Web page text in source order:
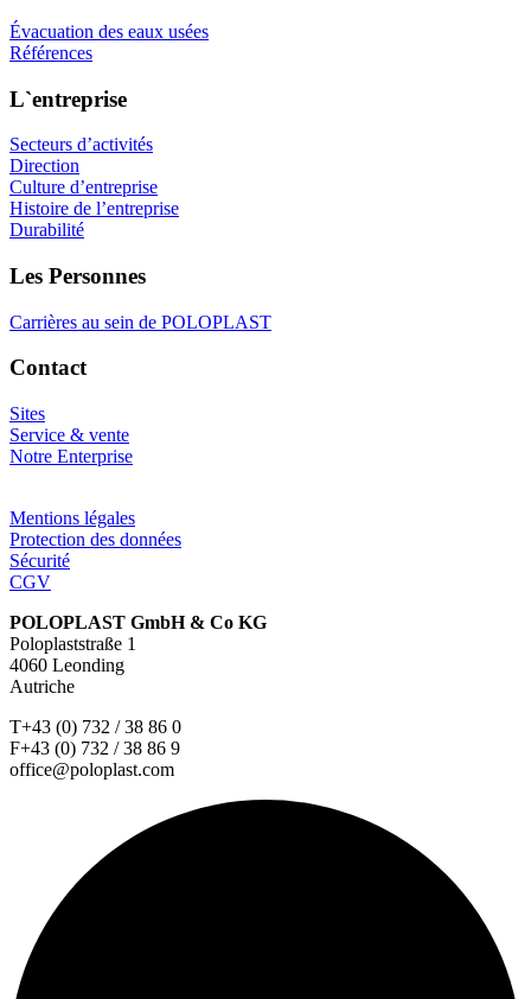
Évacuation des eaux usées
Références
L`entreprise
Secteurs d’activités
Direction
Culture d’entreprise
Histoire de l’entreprise
Durabilité
Les Personnes
Carrières au sein de POLOPLAST
Contact
Sites
Service & vente
Notre Enterprise
Mentions légales
Protection des données
Sécurité
CGV
POLOPLAST GmbH & Co KG
Poloplaststraße 1
4060 Leonding
Autriche
T+43 (0) 732 / 38 86 0
F+43 (0) 732 / 38 86 9
office@poloplast.com